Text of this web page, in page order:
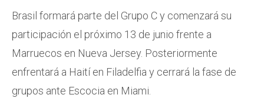
Brasil formará parte del Grupo C y comenzará su
participación el próximo 13 de junio frente a
Marruecos en Nueva Jersey. Posteriormente
enfrentará a Haití en Filadelfia y cerrará la fase de
grupos ante Escocia en Miami.